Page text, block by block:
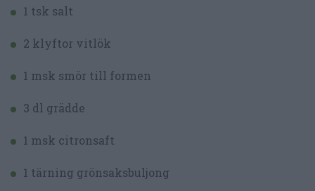
1 tsk salt
2 klyftor vitlök
1 msk smör till formen
3 dl grädde
1 msk citronsaft
1 tärning grönsaksbuljong